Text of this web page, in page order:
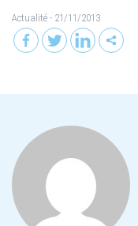
Actualité - 21/11/2013